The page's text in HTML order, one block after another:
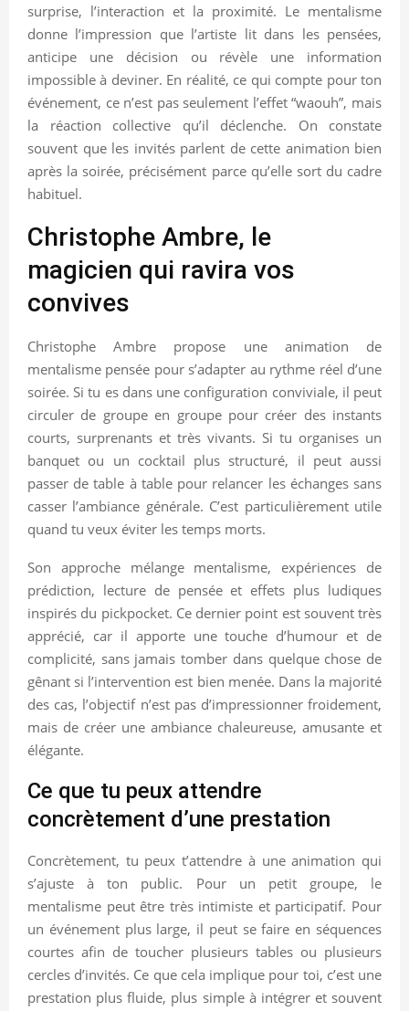
surprise, l’interaction et la proximité. Le mentalisme
donne l’impression que l’artiste lit dans les pensées,
anticipe une décision ou révèle une information
impossible à deviner. En réalité, ce qui compte pour ton
événement, ce n’est pas seulement l’effet “waouh”, mais
la réaction collective qu’il déclenche. On constate
souvent que les invités parlent de cette animation bien
après la soirée, précisément parce qu’elle sort du cadre
habituel.
Christophe Ambre, le
magicien qui ravira vos
convives
Christophe Ambre propose une animation de
mentalisme pensée pour s’adapter au rythme réel d’une
soirée. Si tu es dans une configuration conviviale, il peut
circuler de groupe en groupe pour créer des instants
courts, surprenants et très vivants. Si tu organises un
banquet ou un cocktail plus structuré, il peut aussi
passer de table à table pour relancer les échanges sans
casser l’ambiance générale. C’est particulièrement utile
quand tu veux éviter les temps morts.
Son approche mélange mentalisme, expériences de
prédiction, lecture de pensée et effets plus ludiques
inspirés du pickpocket. Ce dernier point est souvent très
apprécié, car il apporte une touche d’humour et de
complicité, sans jamais tomber dans quelque chose de
gênant si l’intervention est bien menée. Dans la majorité
des cas, l’objectif n’est pas d’impressionner froidement,
mais de créer une ambiance chaleureuse, amusante et
élégante.
Ce que tu peux attendre
concrètement d’une prestation
Concrètement, tu peux t’attendre à une animation qui
s’ajuste à ton public. Pour un petit groupe, le
mentalisme peut être très intimiste et participatif. Pour
un événement plus large, il peut se faire en séquences
courtes afin de toucher plusieurs tables ou plusieurs
cercles d’invités. Ce que cela implique pour toi, c’est une
prestation plus fluide, plus simple à intégrer et souvent